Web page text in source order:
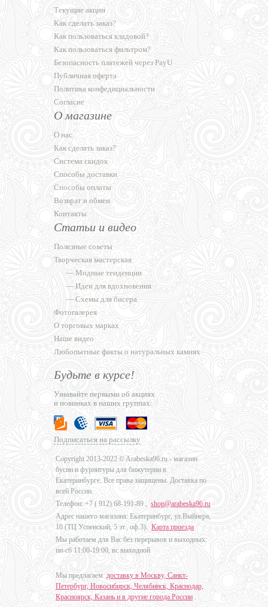
Текущие акции
Как сделать заказ?
Как пользоваться кладовой?
Как пользоваться фильтром?
Безопасность платежей через PayU
Публичная оферта
Политика конфедициальности
Согласие
О магазине
О нас
Как сделать заказ?
Система скидок
Способы доставки
Способы оплаты
Возврат и обмен
Контакты
Статьи и видео
Полезные советы
Творческая мастерская
— Модные тенденции
— Идеи для вдохновения
— Схемы для бисера
Фотогалерея
О торговых марках
Наше видео
Любопытные факты о натуральных камнях
Будьте в курсе!
Узнавайте первыми об акциях
и новинках в наших группах:
Подписаться на рассылку
Copyright 2013-2022 © Arabeska96.ru - магазин
бусин и фурнитуры для бижутерии в
Екатеринбурге. Все права защищены. Доставка по
всей России.
Телефон: +7 ( 912) 68-191-89 , shop@arabeska96.ru
Адрес нашего магазина: Екатеринбург, ул.Выйнера,
10 (ТЦ Успенский, 5 эт., оф.3). Карта проезда
Мы работаем для Вас без перерывов и выходных:
пн-сб 11:00-19:00, вс выходной
Мы предлагаем доставку в Москву, Санкт-
Петербург, Новосибирск, Челябинск, Краснодар,
Красноярск, Казань и в другие города России.